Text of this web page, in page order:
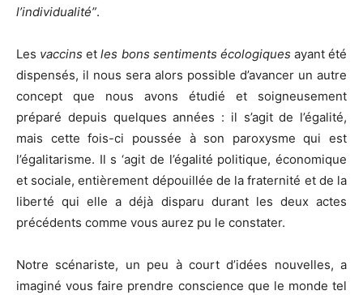
l’individualité”.
Les vaccinsetles bons sentiments écologiques ayant été
dispensés, il nous sera alors possible d’avancer un autre
concept que nous avons étudié et soigneusement
préparé depuis quelques années : il s’agit de l’égalité,
mais cette fois-ci poussée à son paroxysme qui est
l’égalitarisme. Il s ‘agit de l’égalité politique, économique
et sociale, entièrement dépouillée de la fraternité et de la
liberté qui elle a déjà disparu durant les deux actes
précédents comme vous aurez pu le constater.
Notre scénariste, un peu à court d’idées nouvelles, a
imaginé vous faire prendre conscience que le monde tel